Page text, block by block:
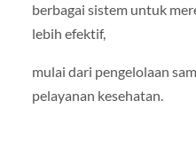
berbagai sistem untuk
lebih efektif,
mulai dari pengelolaan
pelayanan kesehatan.